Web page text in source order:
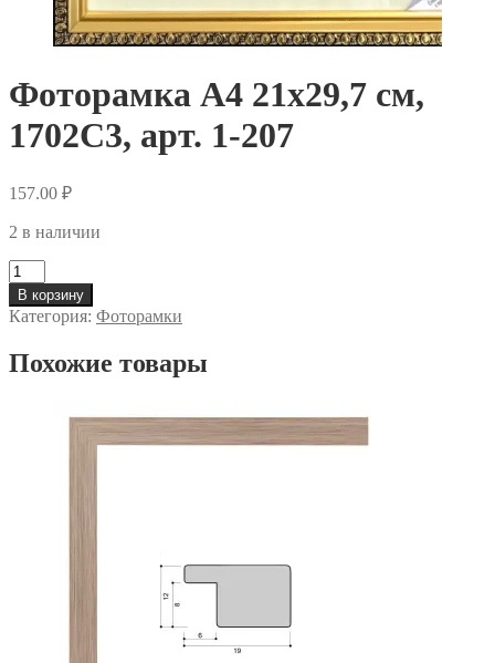
Фоторамка А4 21х29,7 см,
1702C3, арт. 1-207
157.00 ₽
2 в наличии
Количество
Фоторамка
А4
21х29,7
1702C3,
В корзину
Категория: Фоторамки
Похожие товары